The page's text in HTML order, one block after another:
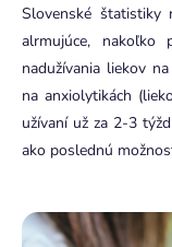
Slovenské štatistiky
alrmujúce, nakoľko
nadužívania liekov
na anxiolytikách
užívaní už za 2-3
ako poslednú